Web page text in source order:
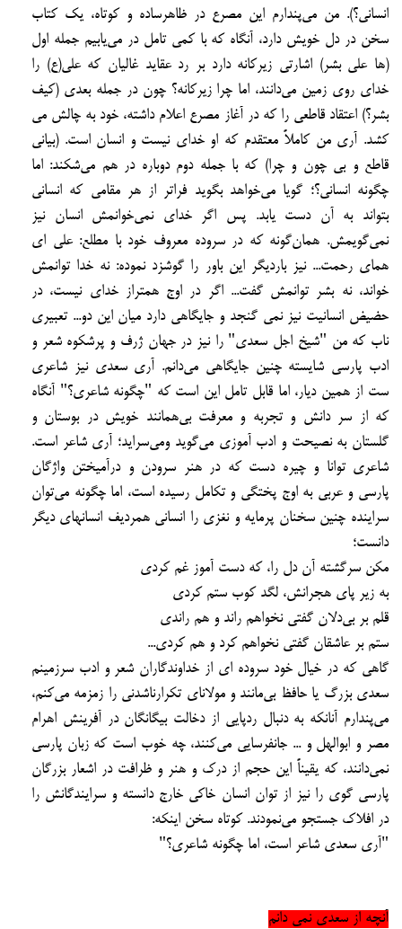
انسانی؟). من می‌پندارم این مصرع در ظاهرساده و کوتاه، یک کتاب
سخن در دل خویش دارد، آنگاه که با کمی تاملدر می‌یابیم جمله اول
(ها علی بشر) اشارتی زیرکانه دارد بر رد عقاید غالیان که علی(ع) را
خدای روی زمین می‌دانند، اما چرا زیرکانه؟ چون در جمله بعدی (کیف
بشر؟) اعتقاد قاطعی را که در آغاز مصرع اعلام داشته، خود به چالش می
کشد. آری من کاملاً معتقدم که او خدای نیست و انسان است.(بیانی
قاطع و بی چون و چرا) که با جمله دوم دوباره در هم می‌شکند: اما
چگونه انسانی؟؛ گویا می‌خواهد بگوید فراتر از هر مقامی که انسانی
بتواند به آن دست یابد. پس اگرخدای نمی‌خوانمش انسان نیز
نمی‌گویمش. همانگونه که در سروده معروف خود با مطلع: علی ای
همای رحمت... نیز باردیگر این باور را گوشزدنموده: نه خدا توانمش
خواند، نه بشر توانمش گفت...اگر در اوج همتراز خدای نیست، در
حضیض انسانیت نیز نمی گنجد و جایگاهی دارد میان این دو...تعبیری
ناب که من "شیخ اجل سعدی" را نیز در جهان ژرف و پرشکوه شعر و
ادب پارسی شایسته چنینجایگاهی می‌دانم. آری سعدی نیز شاعری
ست از همین دیار، اما قابل تامل این است که "چگونه شاعری؟" آنگاه
که از سر دانش و تجربه و معرفت بی‌همانند خویش در بوستان و
گلستان به نصیحت و ادب آموزیمی‌گوید ومی‌سراید؛ آری شاعر است.
شاعری توانا و چیره دست که در هنر سرودن و درآمیختن واژگان
پارسی و عربی به اوج پختگی و تکامل رسیده است، اما چگونه می‌توان
سراینده چنین سخنان پرمایه ونغزی را انسانی همردیف انسانهای دیگر
دانست؛
مکن سرگشته آن دل را، که دست آموز غم کردی
به زیر پای هجرانش، لگد کوب ستم کردی
قلم بر بیدلان گفتی نخواهم راند و هم راندی
ستم بر عاشقان گفتی نخواهم کرد و هم کردی...
گاهی که در خیال خود سروده ای از خداوندگاران شعر و ادب سرزمینم
سعدی بزرگ یا حافظ بی‌مانند ومولانای تکرار‌ناشدنی را زمزمه می‌کنم،
می‌پندارم آنانکه به دنبال رد‌پایی از دخالت بیگانگان در آفرینش اهرام
مصر و ابوالهل و ... جانفرسایی می‌کنند، چه خوب است که زبان پارسی
نمی‌دانند، که یقیناً این حجم از درک و هنر و ظرافت در اشعار بزرگان
پارسی گوی را نیز از توان انسان خاکی خارج دانسته و سرایندگانش را
در افلاک جستجو می‌نمودند. کوتاه سخن اینکه:
"آری سعدی شاعر است، اما چگونه شاعری؟"
آنچه از سعدی نمی دانم